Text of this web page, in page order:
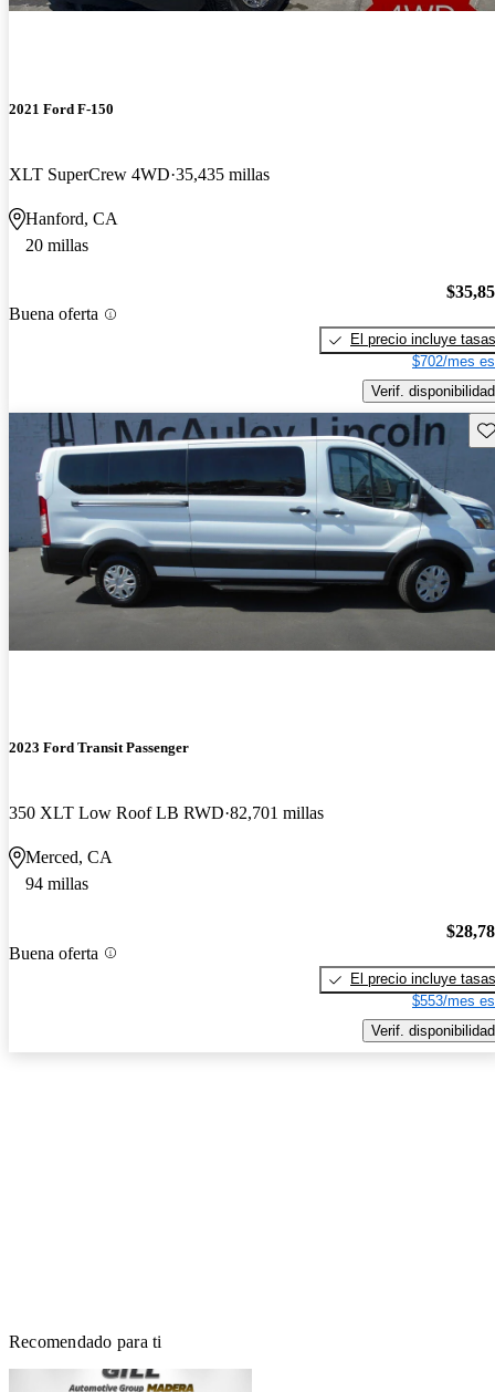
2021 Ford F-150
XLT SuperCrew 4WD 35,435 millas
Hanford, CA
20 millas
Buena oferta
El precio incluye tasas
$702/mes
Verif. disponibilidad
2023 Ford Transit Passenger
350 XLT Low Roof LB RWD 82,701 millas
Merced, CA
94 millas
Buena oferta
El precio incluye tasas
$553/mes
Verif. disponibilidad
Recomendado para ti